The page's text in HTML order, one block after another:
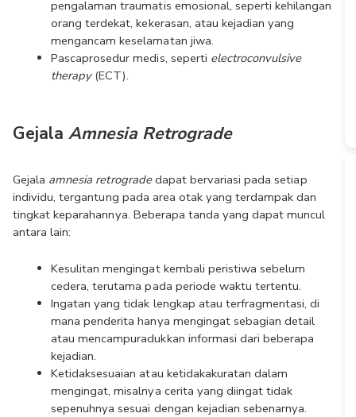
pengalaman traumatis emosional, seperti kehilangan
orang terdekat, kekerasan, atau kejadian yang
mengancam keselamatan jiwa.
Pascaprosedur medis, seperti electroconvulsive
therapy (ECT).
Gejala Amnesia Retrograde
Gejala amnesia retrograde dapat bervariasi pada setiap
individu, tergantung pada area otak yang terdampak dan
tingkat keparahannya. Beberapa tanda yang dapat muncul
antara lain:
Kesulitan mengingat kembali peristiwa sebelum
cedera, terutama pada periode waktu tertentu.
Ingatan yang tidak lengkap atau terfragmentasi, di
mana penderita hanya mengingat sebagian detail
atau mencampuradukkan informasi dari beberapa
kejadian.
Ketidaksesuaian atau ketidakakuratan dalam
mengingat, misalnya cerita yang diingat tidak
sepenuhnya sesuai dengan kejadian sebenarnya.